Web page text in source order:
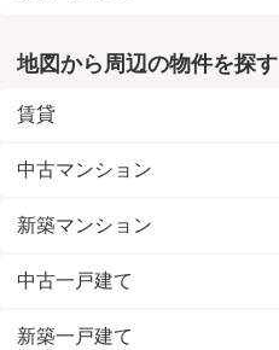
地図から周辺の物件を探す
賃貸
中古マンション
新築マンション
中古一戸建て
新築一戸建て